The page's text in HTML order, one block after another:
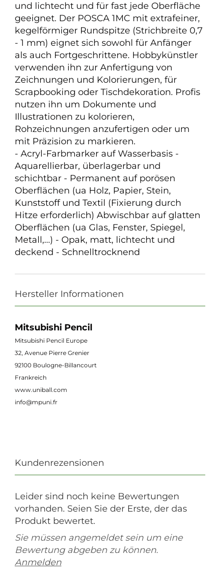
und lichtecht und für fast jede Oberfläche
geeignet. Der POSCA 1MC mit extrafeiner,
kegelförmiger Rundspitze (Strichbreite 0,7
- 1 mm) eignet sich sowohl für Anfänger
als auch Fortgeschrittene. Hobbykünstler
verwenden ihn zur Anfertigung von
Zeichnungen und Kolorierungen, für
Scrapbooking oder Tischdekoration. Profis
nutzen ihn um Dokumente und
Illustrationen zu kolorieren,
Rohzeichnungen anzufertigen oder um
mit Präzision zu markieren.
- Acryl-Farbmarker auf Wasserbasis -
Aquarellierbar, überlagerbar und
schichtbar - Permanent auf porösen
Oberflächen (ua Holz, Papier, Stein,
Kunststoff und Textil (Fixierung durch
Hitze erforderlich) Abwischbar auf glatten
Oberflächen (ua Glas, Fenster, Spiegel,
Metall,...) - Opak, matt, lichtecht und
deckend - Schnelltrocknend
Hersteller Informationen
Mitsubishi Pencil
Mitsubishi Pencil Europe
32, Avenue Pierre Grenier
92100 Boulogne-Billancourt
Frankreich
www.uniball.com
info@mpuni.fr
Kundenrezensionen
Leider sind noch keine Bewertungen
vorhanden. Seien Sie der Erste, der das
Produkt bewertet.
Sie müssen angemeldet sein um eine
Bewertung abgeben zu können.
Anmelden